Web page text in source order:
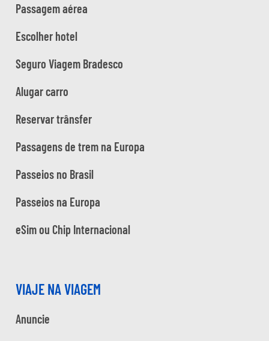
Passagem aérea
Escolher hotel
Seguro Viagem Bradesco
Alugar carro
Reservar trânsfer
Passagens de trem na Europa
Passeios no Brasil
Passeios na Europa
eSim ou Chip Internacional
VIAJE NA VIAGEM
Anuncie